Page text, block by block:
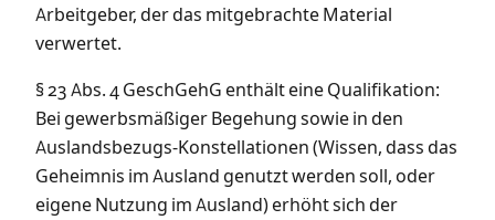
Arbeitgeber, der das mitgebrachte Material
verwertet.
§ 23 Abs. 4 GeschGehG enthält eine Qualifikation:
Bei gewerbsmäßiger Begehung sowie in den
Auslandsbezugs-Konstellationen (Wissen, dass das
Geheimnis im Ausland genutzt werden soll, oder
eigene Nutzung im Ausland) erhöht sich der